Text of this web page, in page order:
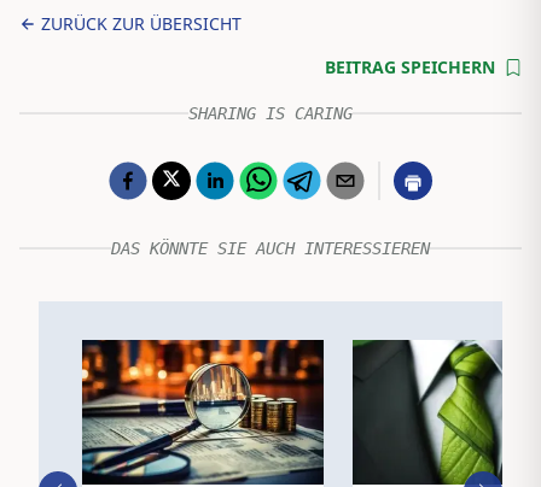
ZURÜCK ZUR ÜBERSICHT
BEITRAG SPEICHERN
SHARING IS CARING
DAS KÖNNTE SIE AUCH INTERESSIEREN